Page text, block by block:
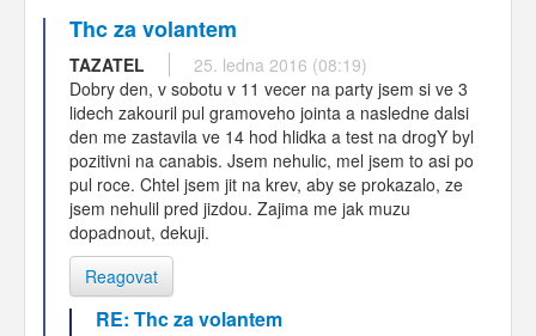
Thc za volantem
TAZATEL
25. ledna 2016 (08:19)
Dobry den, v sobotu v 11 vecer na party jsem si ve 3
lidech zakouril pul gramoveho jointa a nasledne dalsi
den me zastavila ve 14 hod hlidka a test na drogY byl
pozitivni na canabis. Jsem nehulic, mel jsem to asi po
pul roce. Chtel jsem jit na krev, aby se prokazalo, ze
jsem nehulil pred jizdou. Zajima me jak muzu
dopadnout, dekuji.
Reagovat
RE: Thc za volantem